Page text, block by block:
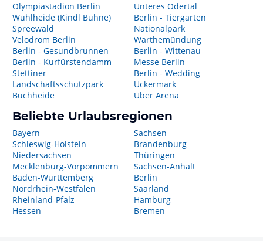
Olympiastadion Berlin
Wuhlheide (Kindl Bühne)
Spreewald
Velodrom Berlin
Berlin - Gesundbrunnen
Berlin - Kurfürstendamm
Stettiner
Landschaftsschutzpark
Buchheide
Unteres Odertal
Berlin - Tiergarten
Nationalpark
Warthemündung
Berlin - Wittenau
Messe Berlin
Berlin - Wedding
Uckermark
Uber Arena
Beliebte Urlaubsregionen
Bayern
Schleswig-Holstein
Niedersachsen
Mecklenburg-Vorpommern
Baden-Württemberg
Nordrhein-Westfalen
Rheinland-Pfalz
Hessen
Sachsen
Brandenburg
Thüringen
Sachsen-Anhalt
Berlin
Saarland
Hamburg
Bremen